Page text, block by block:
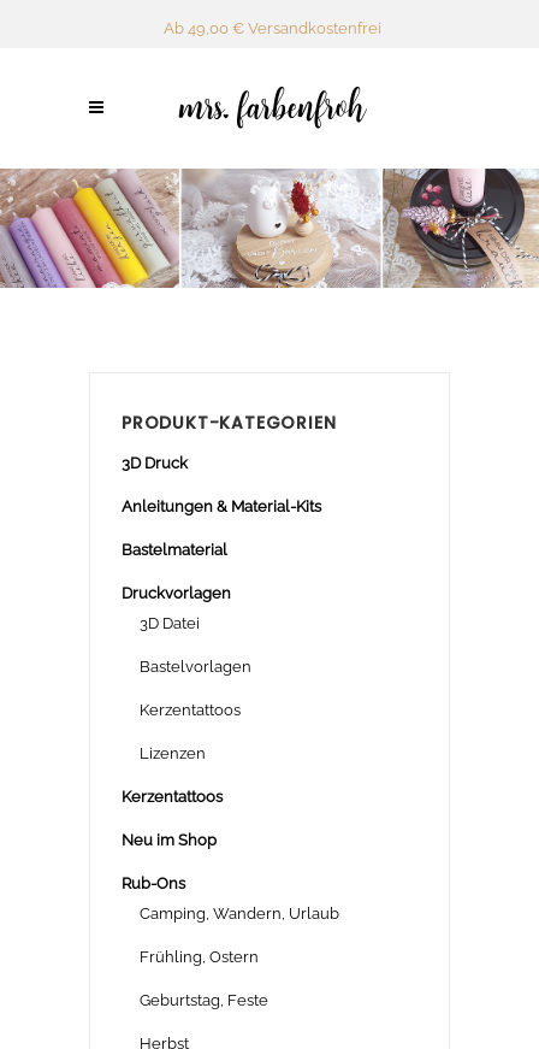
Ab 49,00 € Versandkostenfrei
PRODUKT-KATEGORIEN
3D Druck
Anleitungen & Material-Kits
Bastelmaterial
Druckvorlagen
3D Datei
Bastelvorlagen
Kerzentattoos
Lizenzen
Kerzentattoos
Neu im Shop
Rub-Ons
Camping, Wandern, Urlaub
Frühling, Ostern
Geburtstag, Feste
Herbst